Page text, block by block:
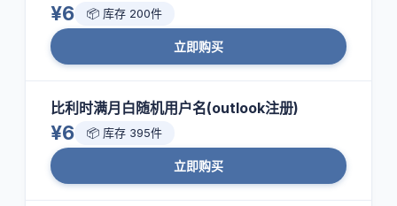
¥6 📦 库存 200件
立即购买
比利时满月白随机用户名(outlook注册)
¥6 📦 库存 395件
立即购买